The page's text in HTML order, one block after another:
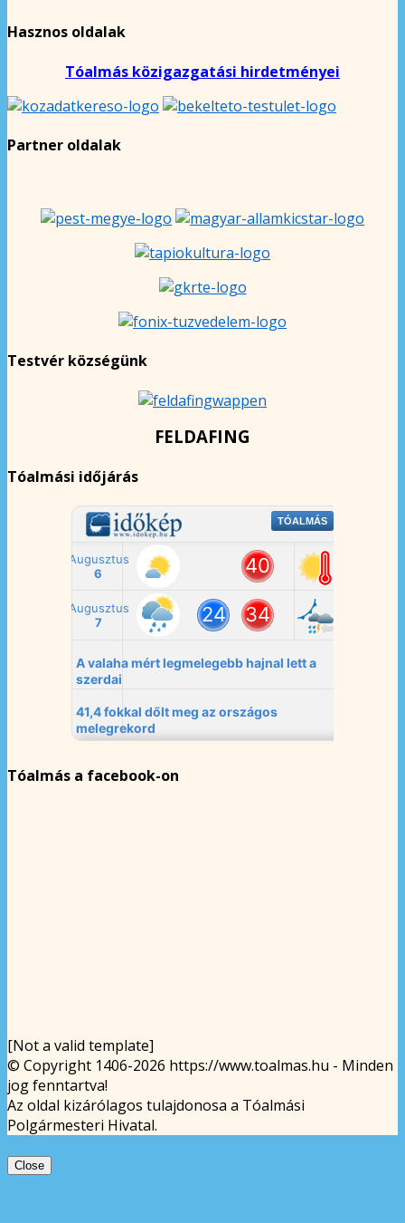
Hasznos oldalak
Tóalmás közigazgatási hirdetményei
Partner oldalak
Testvér községünk
FELDAFING
Tóalmási időjárás
Tóalmás a facebook-on
[Not a valid template]
© Copyright 1406-2026 https://www.toalmas.hu - Minden
jog fenntartva!
Az oldal kizárólagos tulajdonosa a Tóalmási
Polgármesteri Hivatal.
Close